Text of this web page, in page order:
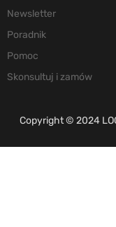
Newsletter
Poradnik
Pomoc
Skonsultuj i zamów
Copyright © 2024